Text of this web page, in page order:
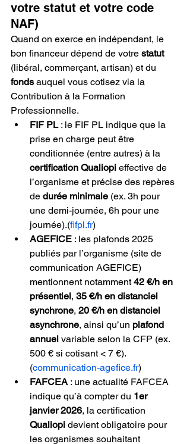
votre statut et votre code
NAF)
Quand on exerce en indépendant, le
bon financeur dépend de votre statut
(libéral, commerçant, artisan) et du
fonds auquel vous cotisez via la
Contribution à la Formation
Professionnelle.
FIF PL : le FIF PL indique que la
prise en charge peut être
conditionnée (entre autres) à la
certification Qualiopi effective de
l’organisme et précise des repères
de durée minimale (ex. 3h pour
une demi-journée, 6h pour une
journée).(fifpl.fr)
AGEFICE : les plafonds 2025
publiés par l’organisme (site de
communication AGEFICE)
mentionnent notamment 42 €/h en
présentiel, 35 €/h en distanciel
synchrone, 20 €/h en distanciel
asynchrone, ainsi qu’un plafond
annuel variable selon la CFP (ex.
500 € si cotisant < 7 €).
(communication-agefice.fr)
FAFCEA : une actualité FAFCEA
indique qu’à compter du 1er
janvier 2026, la certification
Qualiopi devient obligatoire pour
les organismes souhaitant